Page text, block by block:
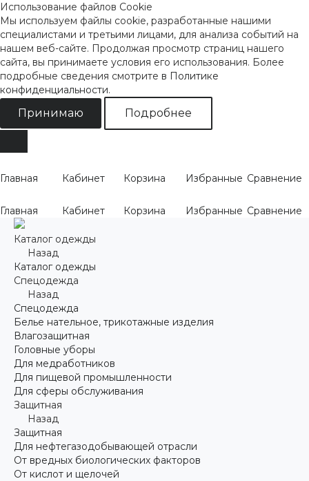
Использование файлов Cookie
Мы используем файлы cookie, разработанные нашими
специалистами и третьими лицами, для анализа событий на
нашем веб-сайте. Продолжая просмотр страниц нашего
сайта, вы принимаете условия его использования. Более
подробные сведения смотрите в Политике
конфиденциальности.
Принимаю Подробнее
Главная Кабинет Корзина Избранные Сравнение
Главная Кабинет Корзина Избранные Сравнение
Каталог одежды
Назад
Каталог одежды
Спецодежда
Назад
Спецодежда
Белье нательное, трикотажные изделия
Влагозащитная
Головные уборы
Для медработников
Для пищевой промышленности
Для сферы обслуживания
Защитная
Назад
Защитная
Для нефтегазодобывающей отрасли
От вредных биологических факторов
От кислот и щелочей